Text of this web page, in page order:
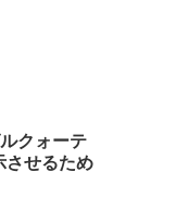
クォーテ
させるため